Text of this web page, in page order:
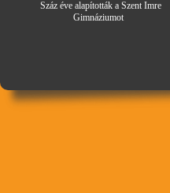
Száz éve alapították a Szent Imre
Gimnáziumot